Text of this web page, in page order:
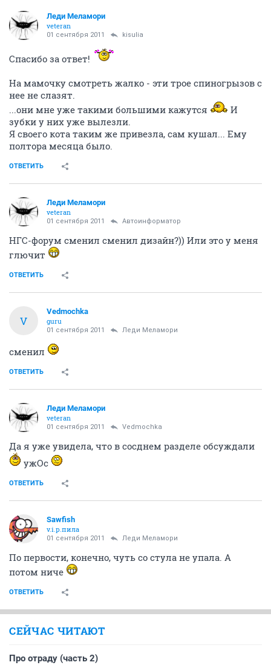
Леди Меламори
veteran
01 сентября 2011 kisulia
Спасибо за ответ!
На мамочку смотреть жалко - эти трое спиногрызов с
нее не слазят.
...они мне уже такими большими кажутся
И
зубки у них уже вылезли.
Я своего кота таким же привезла, сам кушал... Ему
полтора месяца было.
ОТВЕТИТЬ
Леди Меламори
veteran
01 сентября 2011 Автоинформатор
НГС-форум сменил сменил дизайн?)) Или это у меня
глючит
ОТВЕТИТЬ
V
Vedmochka
guru
01 сентября 2011 Леди Меламори
сменил
ОТВЕТИТЬ
Леди Меламори
veteran
01 сентября 2011 Vedmochka
Да я уже увидела, что в сосднем разделе обсуждали
ужОс
ОТВЕТИТЬ
Sawfish
v.i.p.пила
01 сентября 2011 Леди Меламори
По первости, конечно, чуть со стула не упала. А
потом ниче
ОТВЕТИТЬ
СЕЙЧАС ЧИТАЮТ
Про отраду (часть 2)